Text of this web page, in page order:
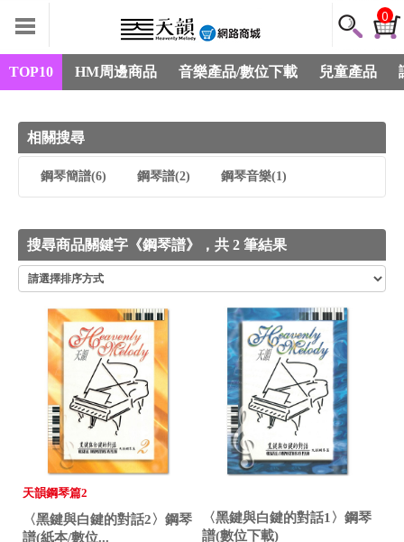
0
TOP10 HM周邊商品 音樂產品/數位下載 兒童產品
相關搜尋
鋼琴簡譜(6) 鋼琴譜(2) 鋼琴音樂(1)
搜尋商品關鍵字《鋼琴譜》，共 2 筆結果
天韻鋼琴篇2
〈黑鍵與白鍵的對話2〉鋼琴
譜(紙本/數位...
〈黑鍵與白鍵的對話1〉鋼琴
譜(數位下載)